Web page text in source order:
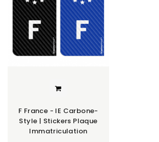
F France - IE Carbone-
Style | Stickers Plaque
Immatriculation